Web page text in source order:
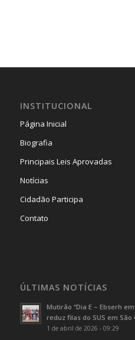
INSTITUCIONAL
Página Inicial
Biografia
Principais Leis Aprovadas
Notícias
Cidadão Participa
Contato
ÚLTIMAS NOTÍCIAS
Mutirão “Dia E – Ebserh
reduz filas do SUS em São
1 de abril de 2026 - 09:29